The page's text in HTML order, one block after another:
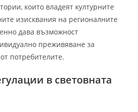
които владеят културните
изисквания на регионалните
дава възможност
преживяване за
потребителите.
в световната